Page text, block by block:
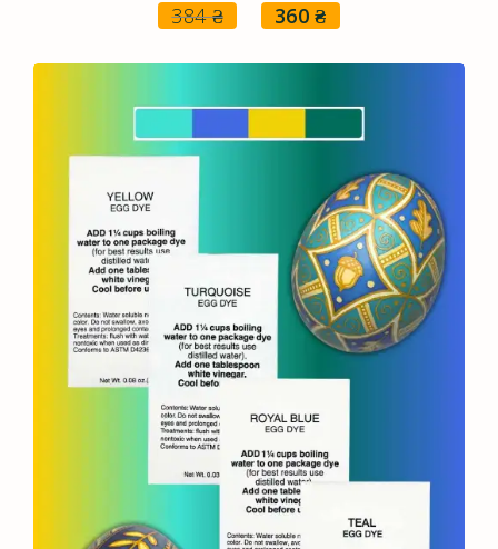
384₴
Оригінальна
384 ₴.
360₴
360 ₴.